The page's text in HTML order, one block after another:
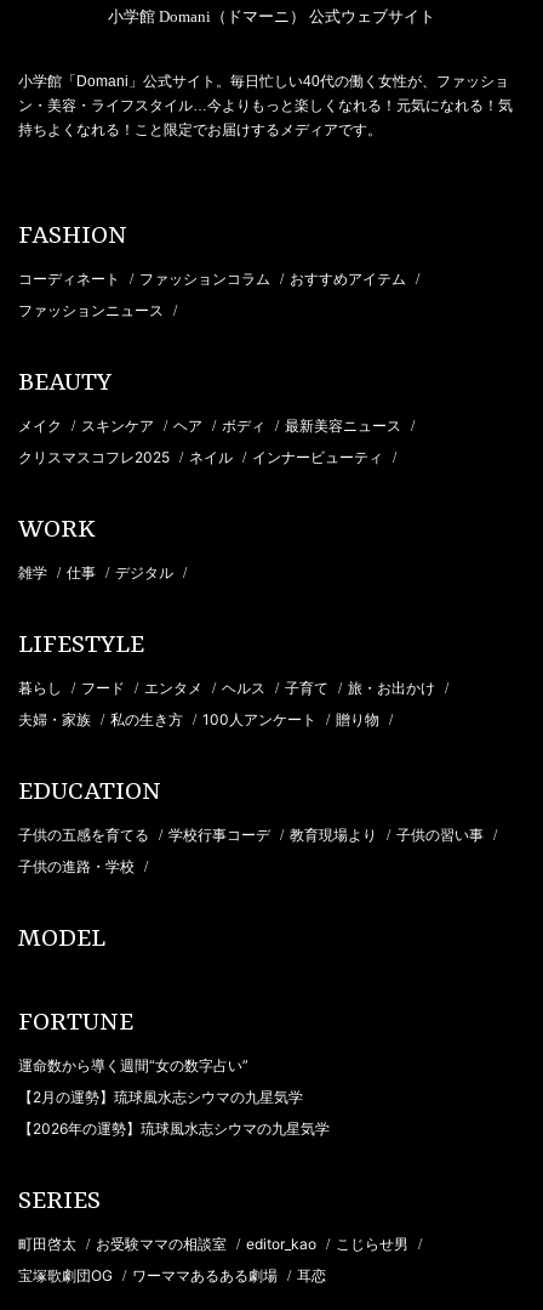
小学館 Domani（ドマーニ） 公式ウェブサイト
小学館「Domani」公式サイト。毎日忙しい40代の働く女性が、ファッショ
ン・美容・ライフスタイル…今よりもっと楽しくなれる！元気になれる！気
持ちよくなれる！こと限定でお届けするメディアです。
FASHION
コーディネート / ファッションコラム / おすすめアイテム /
ファッションニュース /
BEAUTY
メイク / スキンケア / ヘア / ボディ / 最新美容ニュース /
クリスマスコフレ2025 / ネイル / インナービューティ /
WORK
雑学 / 仕事 / デジタル /
LIFESTYLE
暮らし / フード / エンタメ / ヘルス / 子育て / 旅・お出かけ /
夫婦・家族 / 私の生き方 / 100人アンケート / 贈り物 /
EDUCATION
子供の五感を育てる / 学校行事コーデ / 教育現場より / 子供の習い事 /
子供の進路・学校 /
MODEL
FORTUNE
運命数から導く週間“女の数字占い”
【2月の運勢】琉球風水志シウマの九星気学
【2026年の運勢】琉球風水志シウマの九星気学
SERIES
町田啓太 / お受験ママの相談室 / editor_kao / こじらせ男 /
宝塚歌劇団OG / ワーママあるある劇場 / 耳恋